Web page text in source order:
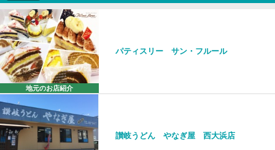
地元のお店紹介
パティスリー サン・フルール
讃岐うどん やなぎ屋 西大浜店